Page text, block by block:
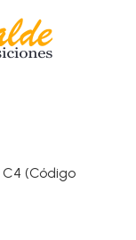
(Código